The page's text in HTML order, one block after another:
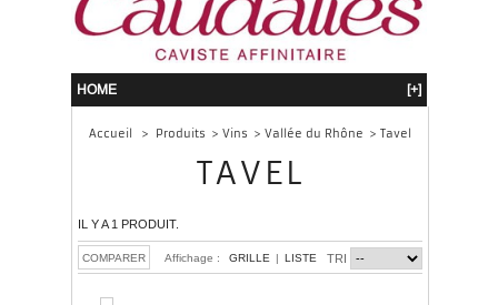
HOME [+]
Accueil > Produits > Vins > Vallée du Rhône > Tavel
TAVEL
IL Y A 1 PRODUIT.
TRI
Affichage : GRILLE | LISTE